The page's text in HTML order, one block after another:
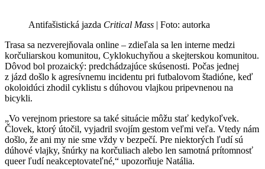
Antifašistická jazda Critical Mass | Foto: autorka
Trasa sa nezverejňovala online – zdieľala sa len interne medzi
korčuliarskou komunitou, Cyklokuchyňou a skejterskou komunitou.
Dôvod bol prozaický: predchádzajúce skúsenosti. Počas jednej
z jázd došlo k agresívnemu incidentu pri futbalovom štadióne, keď
okoloidúci zhodil cyklistu s dúhovou vlajkou pripevnenou na
bicykli.
„Vo verejnom priestore sa také situácie môžu stať kedykoľvek.
Človek, ktorý útočil, vyjadril svojím gestom veľmi veľa. Vtedy nám
došlo, že ani my nie sme vždy v bezpečí. Pre niektorých ľudí sú
dúhové vlajky, šnúrky na korčuliach alebo len samotná prítomnosť
queer ľudí neakceptovateľné,“ upozorňuje Natália.